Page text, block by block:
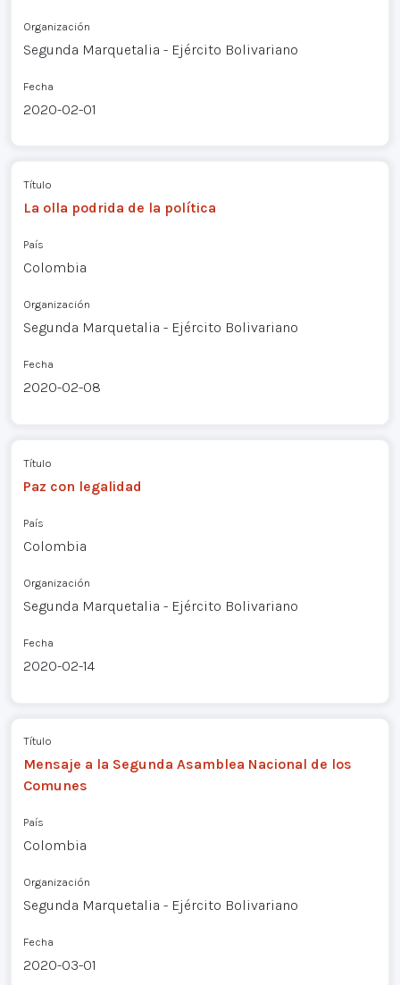
Organización
Segunda Marquetalia - Ejército Bolivariano
Fecha
2020-02-01
Título
La olla podrida de la política
País
Colombia
Organización
Segunda Marquetalia - Ejército Bolivariano
Fecha
2020-02-08
Título
Paz con legalidad
País
Colombia
Organización
Segunda Marquetalia - Ejército Bolivariano
Fecha
2020-02-14
Título
Mensaje a la Segunda Asamblea Nacional de los
Comunes
País
Colombia
Organización
Segunda Marquetalia - Ejército Bolivariano
Fecha
2020-03-01